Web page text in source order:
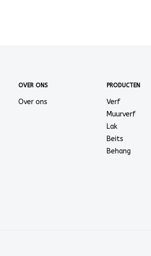
OVER ONS
Over ons
PRODUCTEN
Verf
Muurverf
Lak
Beits
Behang